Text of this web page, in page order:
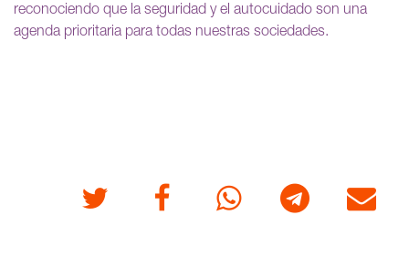
reconociendo que la seguridad y el autocuidado son una
agenda prioritaria para todas nuestras sociedades.
Twitter FacebookWhatsappTelegram Correo